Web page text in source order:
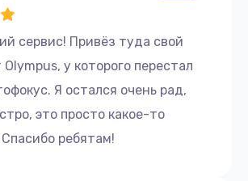
сервис! Привёз туда свой
у которого перестал
Я остался очень рад,
это просто какое-то
ребятам!